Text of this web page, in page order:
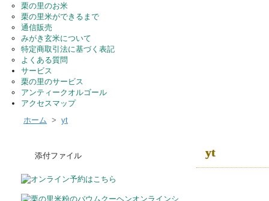
栗の里のお米
栗の里米ができるまで
通信販売
みがき玄米について
特定商取引法に基づく表記
よくある質問
サービス
栗の里のサービス
アンティークオルゴール
アクセスマップ
ホーム > yt
yt
添付ファイル